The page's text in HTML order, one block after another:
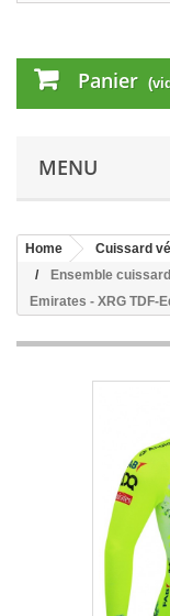
Panier
MENU
Home
Cuissard
Ensemble
Emirates - XRG TDF-